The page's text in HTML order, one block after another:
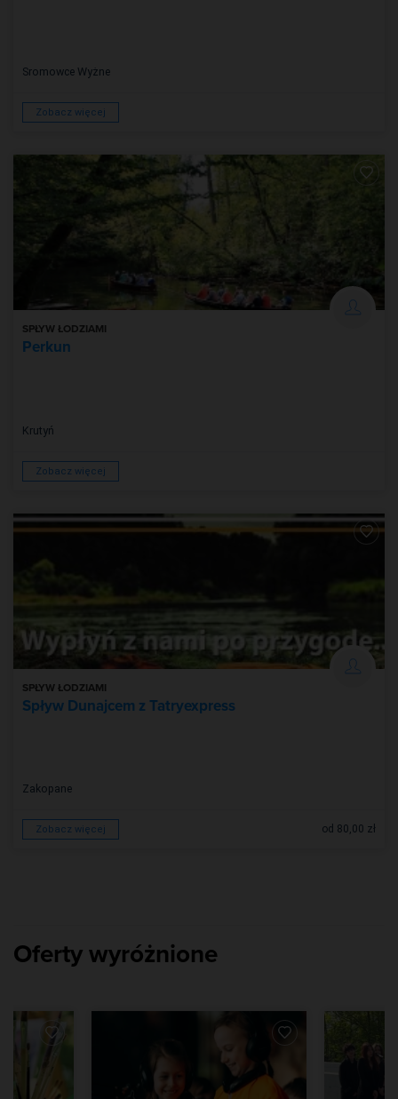
Sromowce Wyżne
Zobacz więcej
SPŁYW ŁODZIAMI
Perkun
Krutyń
Zobacz więcej
SPŁYW ŁODZIAMI
Spływ Dunajcem z Tatryexpress
Zakopane
Zobacz więcej od 80,00 zł
Oferty wyróżnione